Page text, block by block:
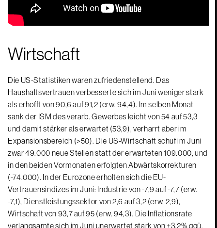
Wirtschaft
Die US-Statistiken waren zufriedenstellend. Das
Haushaltsvertrauen verbesserte sich im Juni weniger stark
als erhofft von 90,6 auf 91,2 (erw. 94,4). Im selben Monat
sank der ISM des verarb. Gewerbes leicht von 54 auf 53,3
und damit stärker als erwartet (53,9), verharrt aber im
Expansionsbereich (>50). Die US-Wirtschaft schuf im Juni
zwar 49.000 neue Stellen statt der erwarteten 109.000, und
in den beiden Vormonaten erfolgten Abwärtskorrekturen
(-74.000). In der Eurozone erholten sich die EU-
Vertrauensindizes im Juni: Industrie von -7,9 auf -7,7 (erw.
-7,1), Dienstleistungssektor von 2,6 auf 3,2 (erw. 2,9),
Wirtschaft von 93,7 auf 95 (erw. 94,3). Die Inflationsrate
verlangsamte sich im Juni unerwartet stark von +3,2% ggü.